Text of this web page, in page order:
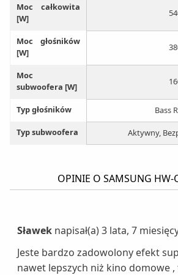
Moc całkowita
[W]
Moc głośników
[W]
Moc
subwoofera [W]
Typ głośników
Bass
Typ subwoofera
Aktywny,
OPINIE O SAMSUNG HW-
Sławek napisał(a) 3 lata, 7
Jeste bardzo zadowolony efekt
nawet lepszych niż kino domowe